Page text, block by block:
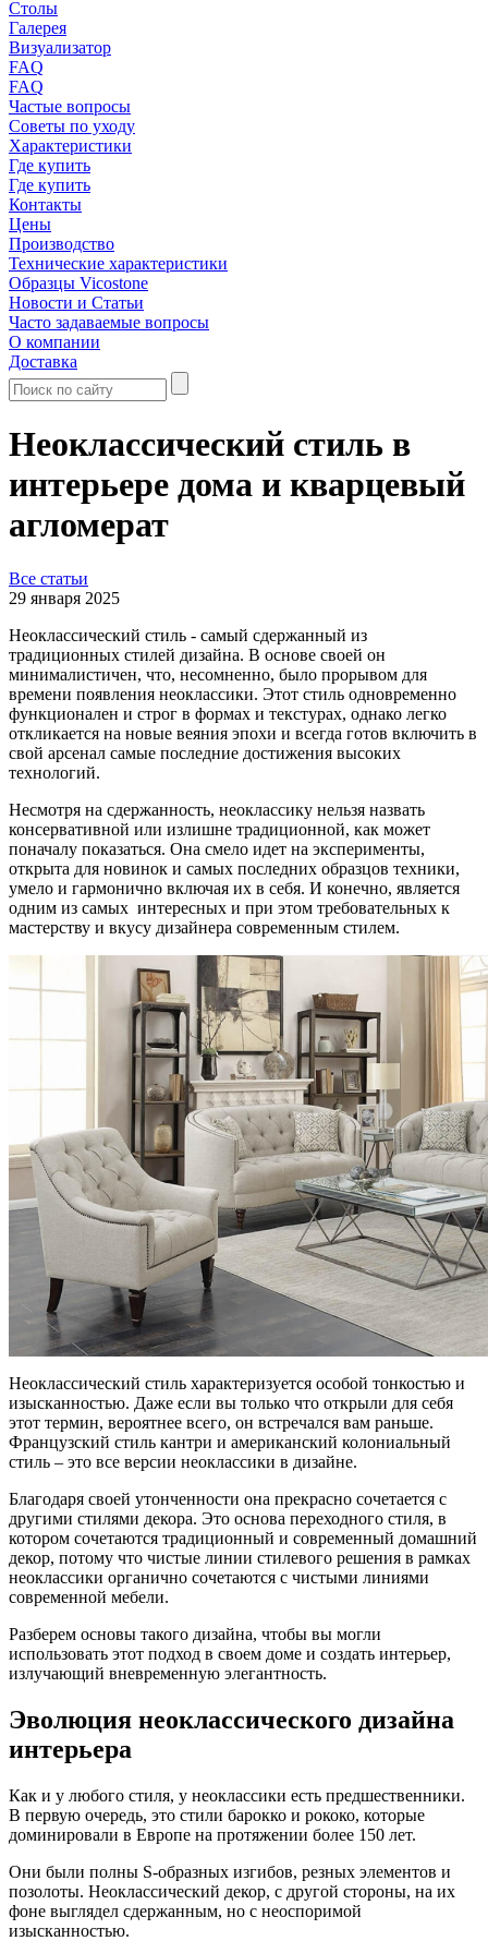
Столы
Галерея
Визуализатор
FAQ
FAQ
Частые вопросы
Советы по уходу
Характеристики
Где купить
Где купить
Контакты
Цены
Производство
Технические характеристики
Образцы Vicostone
Новости и Статьи
Часто задаваемые вопросы
О компании
Доставка
Неоклассический стиль в
интерьере дома и кварцевый
агломерат
Все статьи
29 января 2025
Неоклассический стиль - самый сдержанный из
традиционных стилей дизайна. В основе своей он
минималистичен, что, несомненно, было прорывом для
времени появления неоклассики. Этот стиль одновременно
функционален и строг в формах и текстурах, однако легко
откликается на новые веяния эпохи и всегда готов включить в
свой арсенал самые последние достижения высоких
технологий.
Несмотря на сдержанность, неоклассику нельзя назвать
консервативной или излишне традиционной, как может
поначалу показаться. Она смело идет на эксперименты,
открыта для новинок и самых последних образцов техники,
умело и гармонично включая их в себя. И конечно, является
одним из самых интересных и при этом требовательных к
мастерству и вкусу дизайнера современным стилем.
Неоклассический стиль характеризуется особой тонкостью и
изысканностью. Даже если вы только что открыли для себя
этот термин, вероятнее всего, он встречался вам раньше.
Французский стиль кантри и американский колониальный
стиль – это все версии неоклассики в дизайне.
Благодаря своей утонченности она прекрасно сочетается с
другими стилями декора. Это основа переходного стиля, в
котором сочетаются традиционный и современный домашний
декор, потому что чистые линии стилевого решения в рамках
неоклассики органично сочетаются с чистыми линиями
современной мебели.
Разберем основы такого дизайна, чтобы вы могли
использовать этот подход в своем доме и создать интерьер,
излучающий вневременную элегантность.
Эволюция неоклассического дизайна
интерьера
Как и у любого стиля, у неоклассики есть предшественники.
В первую очередь, это стили барокко и рококо, которые
доминировали в Европе на протяжении более 150 лет.
Они были полны S-образных изгибов, резных элементов и
позолоты. Неоклассический декор, с другой стороны, на их
фоне выглядел сдержанным, но с неоспоримой
изысканностью.